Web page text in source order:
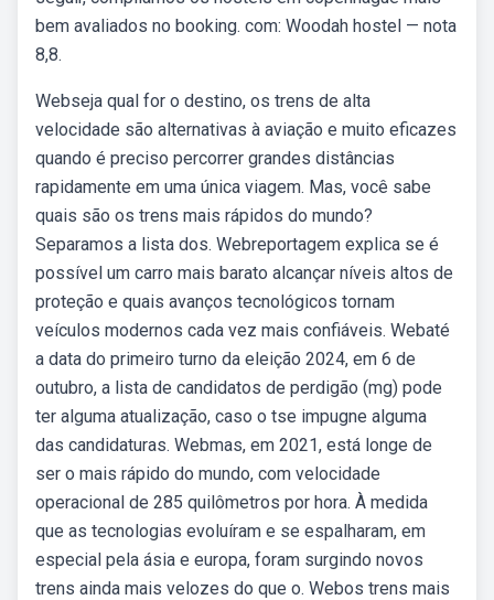
bem avaliados no booking. com: Woodah hostel — nota
8,8.
Webseja qual for o destino, os trens de alta
velocidade são alternativas à aviação e muito eficazes
quando é preciso percorrer grandes distâncias
rapidamente em uma única viagem. Mas, você sabe
quais são os trens mais rápidos do mundo?
Separamos a lista dos. Webreportagem explica se é
possível um carro mais barato alcançar níveis altos de
proteção e quais avanços tecnológicos tornam
veículos modernos cada vez mais confiáveis. Webaté
a data do primeiro turno da eleição 2024, em 6 de
outubro, a lista de candidatos de perdigão (mg) pode
ter alguma atualização, caso o tse impugne alguma
das candidaturas. Webmas, em 2021, está longe de
ser o mais rápido do mundo, com velocidade
operacional de 285 quilômetros por hora. À medida
que as tecnologias evoluíram e se espalharam, em
especial pela ásia e europa, foram surgindo novos
trens ainda mais velozes do que o. Webos trens mais